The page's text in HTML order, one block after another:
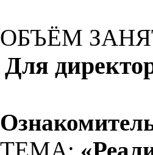
ОБЪЁМ
Для